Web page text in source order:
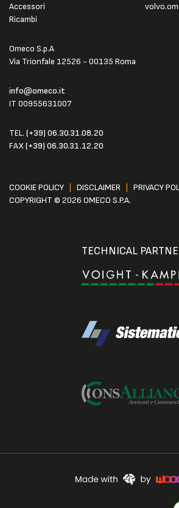
Omeco S.p.A
Via Trionfale 12526 - 00135 Roma
info@omeco.it
IT 00955631007
TEL. (+39) 06.30.31.08.20
FAX(+39) 06.30.31.12.20
Accessori
Ricambi
COOKIE POLICY DISCLAIMER
PRIVACY
COPYRIGHT © 2026 OMECO S.P.A.
TECHNICAL